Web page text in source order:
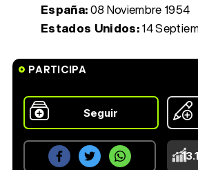
España:08 Noviembre 1954
Estados Unidos:14
PARTICIPA
Seguir